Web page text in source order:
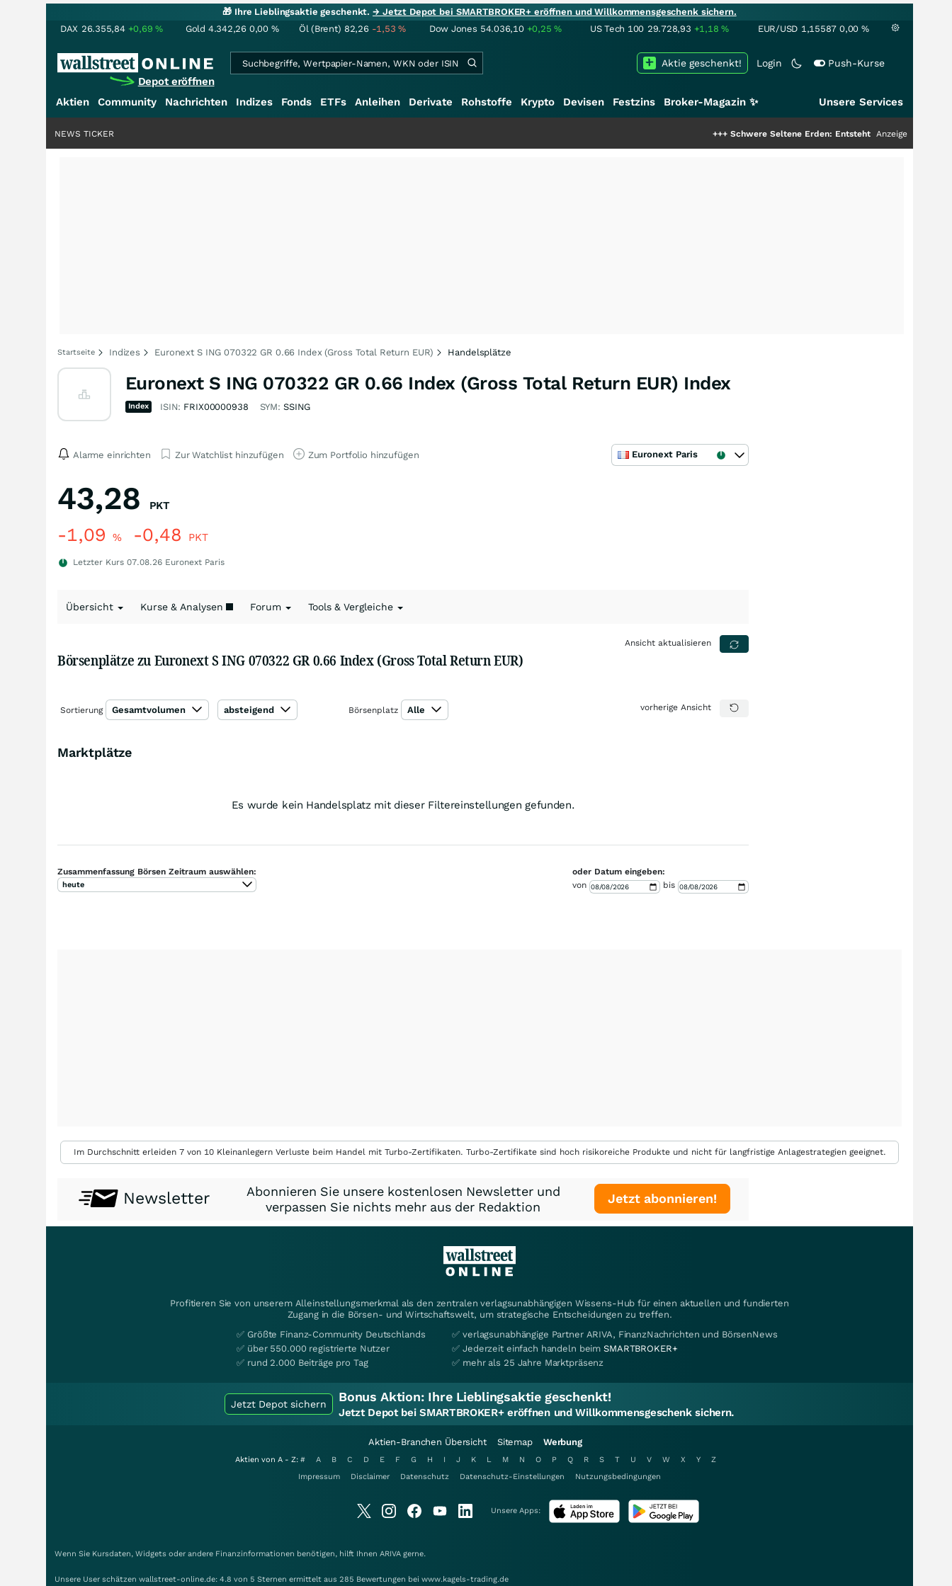
🎁 Ihre Lieblingsaktie geschenkt.→ Jetzt Depot bei SMARTBROKER+ eröffnen und Willkommensgeschenk sichern.
DAX 26.355,84 +0,69% Gold 4.342,26 0,00 % Öl (Brent) 82,26 -1,53% Dow Jones 54.036,10 +0,25% US Tech 100 29.728,93 +1,18% EUR/USD 1,15587 0,00 %
Depot eröffnen
Login Push-Kurse
Aktie geschenkt!
Aktien Community Nachrichten Indizes Fonds ETFs Anleihen Derivate Rohstoffe Krypto Devisen Festzins Broker-Magazin ✨ Unsere Services
Schwere Seltene Erden: Entsteht hier die nächste
Anzeige
NEWS TICKER
Startseite Indizes Euronext S ING 070322 GR 0.66 Index (Gross Total Return EUR) Handelsplätze
Euronext S ING 070322 GR 0.66 Index (Gross Total Return EUR) Index
Index ISIN: FRIX00000938 SYM: SSING
Alarme einrichten Zur Watchlist hinzufügen Zum Portfolio hinzufügen Euronext Paris
43,28 PKT
-1,09 % -0,48 PKT
Letzter Kurs 07.08.26 Euronext Paris
Übersicht Kurse & Analysen Forum Tools & Vergleiche
Börsenplätze zu Euronext S ING 070322 GR 0.66 Index (Gross Total Return EUR)
Ansicht aktualisieren
Sortierung Gesamtvolumen absteigend Börsenplatz Alle vorherige Ansicht
Marktplätze
Es wurde kein Handelsplatz mit dieser Filtereinstellungen gefunden.
Zusammenfassung Börsen Zeitraum auswählen:
heute
oder Datum eingeben:
von
bis
Im Durchschnitt erleiden 7 von 10 Kleinanlegern Verluste beim Handel mit Turbo-Zertifikaten. Turbo-Zertifikate sind hoch risikoreiche Produkte und nicht für langfristige Anlagestrategien geeignet.
Newsletter
Abonnieren Sie unsere kostenlosen Newsletter und
verpassen Sie nichts mehr aus der Redaktion
Jetzt abonnieren!
Profitieren Sie von unserem Alleinstellungsmerkmal als den zentralen verlagsunabhängigen Wissens-Hub für einen aktuellen und fundierten
Zugang in die Börsen- und Wirtschaftswelt, um strategische Entscheidungen zu treffen.
✅ Größte Finanz-Community Deutschlands
✅ über 550.000 registrierte Nutzer
✅ rund 2.000 Beiträge pro Tag
✅ verlagsunabhängige Partner ARIVA, FinanzNachrichten und BörsenNews
✅ Jederzeit einfach handeln beimSMARTBROKER+
✅ mehr als 25 Jahre Marktpräsenz
Jetzt Depot sichern Bonus Aktion: Ihre Lieblingsaktie geschenkt!
Jetzt Depot bei SMARTBROKER+ eröffnen und Willkommensgeschenk sichern.
Aktien-Branchen Übersicht Sitemap Werbung
Aktien von A - Z: # A B C D E F G H I J K L M N O P Q R S T U V W X Y
Z
Impressum
Disclaimer Datenschutz Datenschutz-Einstellungen Nutzungsbedingungen
Unsere Apps:
Wenn Sie Kursdaten, Widgets oder andere Finanzinformationen benötigen, hilft Ihnen ARIVA gerne.
Unsere User schätzen wallstreet-online.de: 4.8 von 5 Sternen ermittelt aus 285 Bewertungen bei www.kagels-trading.de